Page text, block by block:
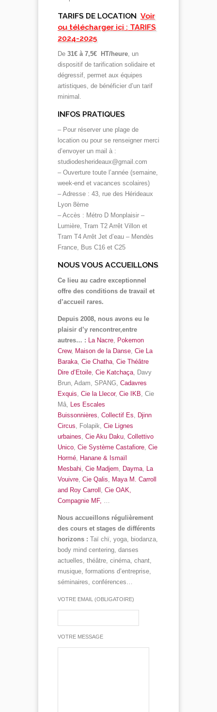
TARIFS DE LOCATION Voir
ou télécharger ici : TARIFS
2024-2025
De 31€ à 7,5€ HT/heure , un
dispositif de tarification solidaire et
dégressif, permet aux équipes
artistiques, de bénéficier d’un tarif
minimal.
INFOS PRATIQUES
– Pour réserver une plage de
location ou pour se renseigner merci
d’envoyer un mail à :
studiodesherideaux@gmail.com
– Ouverture toute l’année (semaine,
week-end et vacances scolaires)
– Adresse : 43, rue des Hérideaux
Lyon 8ème
– Accès : Métro D Monplaisir –
Lumière, Tram T2 Arrêt Villon et
Tram T4 Arrêt Jet d’eau – Mendès
France, Bus C16 et C25
NOUS VOUS ACCUEILLONS
Ce lieu au cadre exceptionnel
offre des conditions de travail et
d’accueil rares.
Depuis 2008, nous avons eu le
plaisir d’y rencontrer,entre
autres… :
La Nacre
Pokemon
Crew, Maison de la Danse Cie La
Baraka Cie Chatha Cie Théâtre
Dire d’Etoile Cie Katchaça , Davy
Brun, Adam, SPANG, Cadavres
Exquis Cie la Llecor, Cie IKB , Cie
Mâ,
Les Escales
Buissonnières Collectif Es
Djinn
Circus , Folapik, Cie Lignes
urbaines Cie Aku Daku Collettivo
Unico Cie Système Castafiore Cie
Hormé
Hanane & Ismaïl
Mesbahi Cie Madjem Dayma
La
Vouivre Cie Qalis
Maya M. Carroll
and Roy Carroll
Cie OAK,
Compagnie MF,
Nous accueillons régulièrement
des cours et stages de différents
horizons : Taï chï, yoga, biodanza,
body mind centering, danses
actuelles, théâtre, cinéma, chant,
musique, formations d’entreprise,
séminaires, conférences…
VOTRE EMAIL (OBLIGATOIRE)
VOTRE MESSAGE